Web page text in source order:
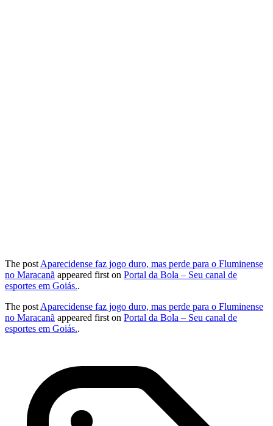
The post Aparecidense faz jogo duro, mas perde para o Fluminense
no Maracanã appeared first on Portal da Bola – Seu canal de
esportes em Goiás..
The post Aparecidense faz jogo duro, mas perde para o Fluminense
no Maracanã appeared first on Portal da Bola – Seu canal de
esportes em Goiás..